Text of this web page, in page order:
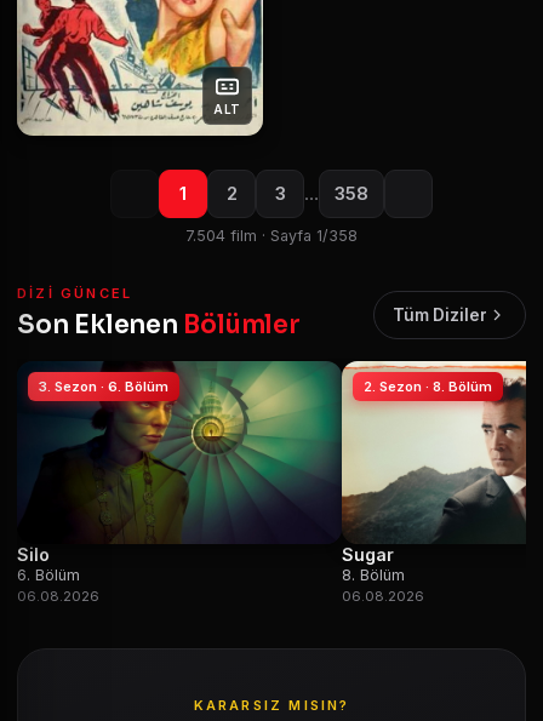
ALT
1 2 3 … 358
7.504 film · Sayfa 1/358
DIZI GÜNCEL
Son Eklenen Bölümler Tüm Diziler
3. Sezon · 6. Bölüm
Silo
6. Bölüm
06.08.2026
2. Sezon · 8. Bölüm
Sugar
8. Bölüm
06.08.2026
KARARSIZ MISIN?